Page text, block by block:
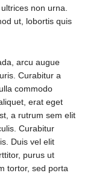
non urna.
ut, lobortis quis
arcu augue
Curabitur a
commodo
erat eget
a rutrum sem elit
Curabitur
Duis vel elit
purus ut
tortor, sed porta